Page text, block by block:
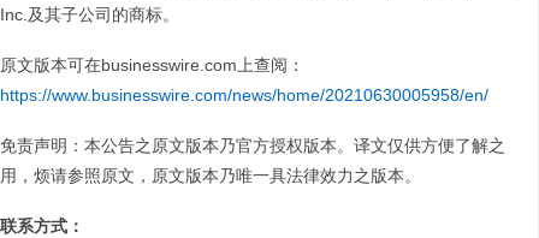
Inc.及其子公司的商标。
原文版本可在businesswire.com上查阅：
https://www.businesswire.com/news/home/20210630005958/en/
免责声明：本公告之原文版本乃官方授权版本。译文仅供方便了解之
用，烦请参照原文，原文版本乃唯一具法律效力之版本。
联系方式：